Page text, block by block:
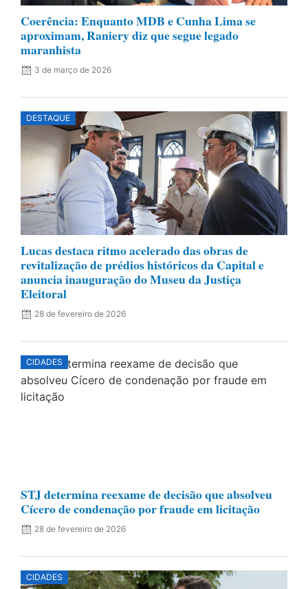
Coerência: Enquanto MDB e Cunha Lima se
aproximam, Raniery diz que segue legado
maranhista
3 de março de 2026
DESTAQUE
Lucas destaca ritmo acelerado das obras de
revitalização de prédios históricos da Capital e
anuncia inauguração do Museu da Justiça
Eleitoral
28 de fevereiro de 2026
CIDADES
STJ determina reexame de decisão que absolveu
Cícero de condenação por fraude em licitação
28 de fevereiro de 2026
CIDADES